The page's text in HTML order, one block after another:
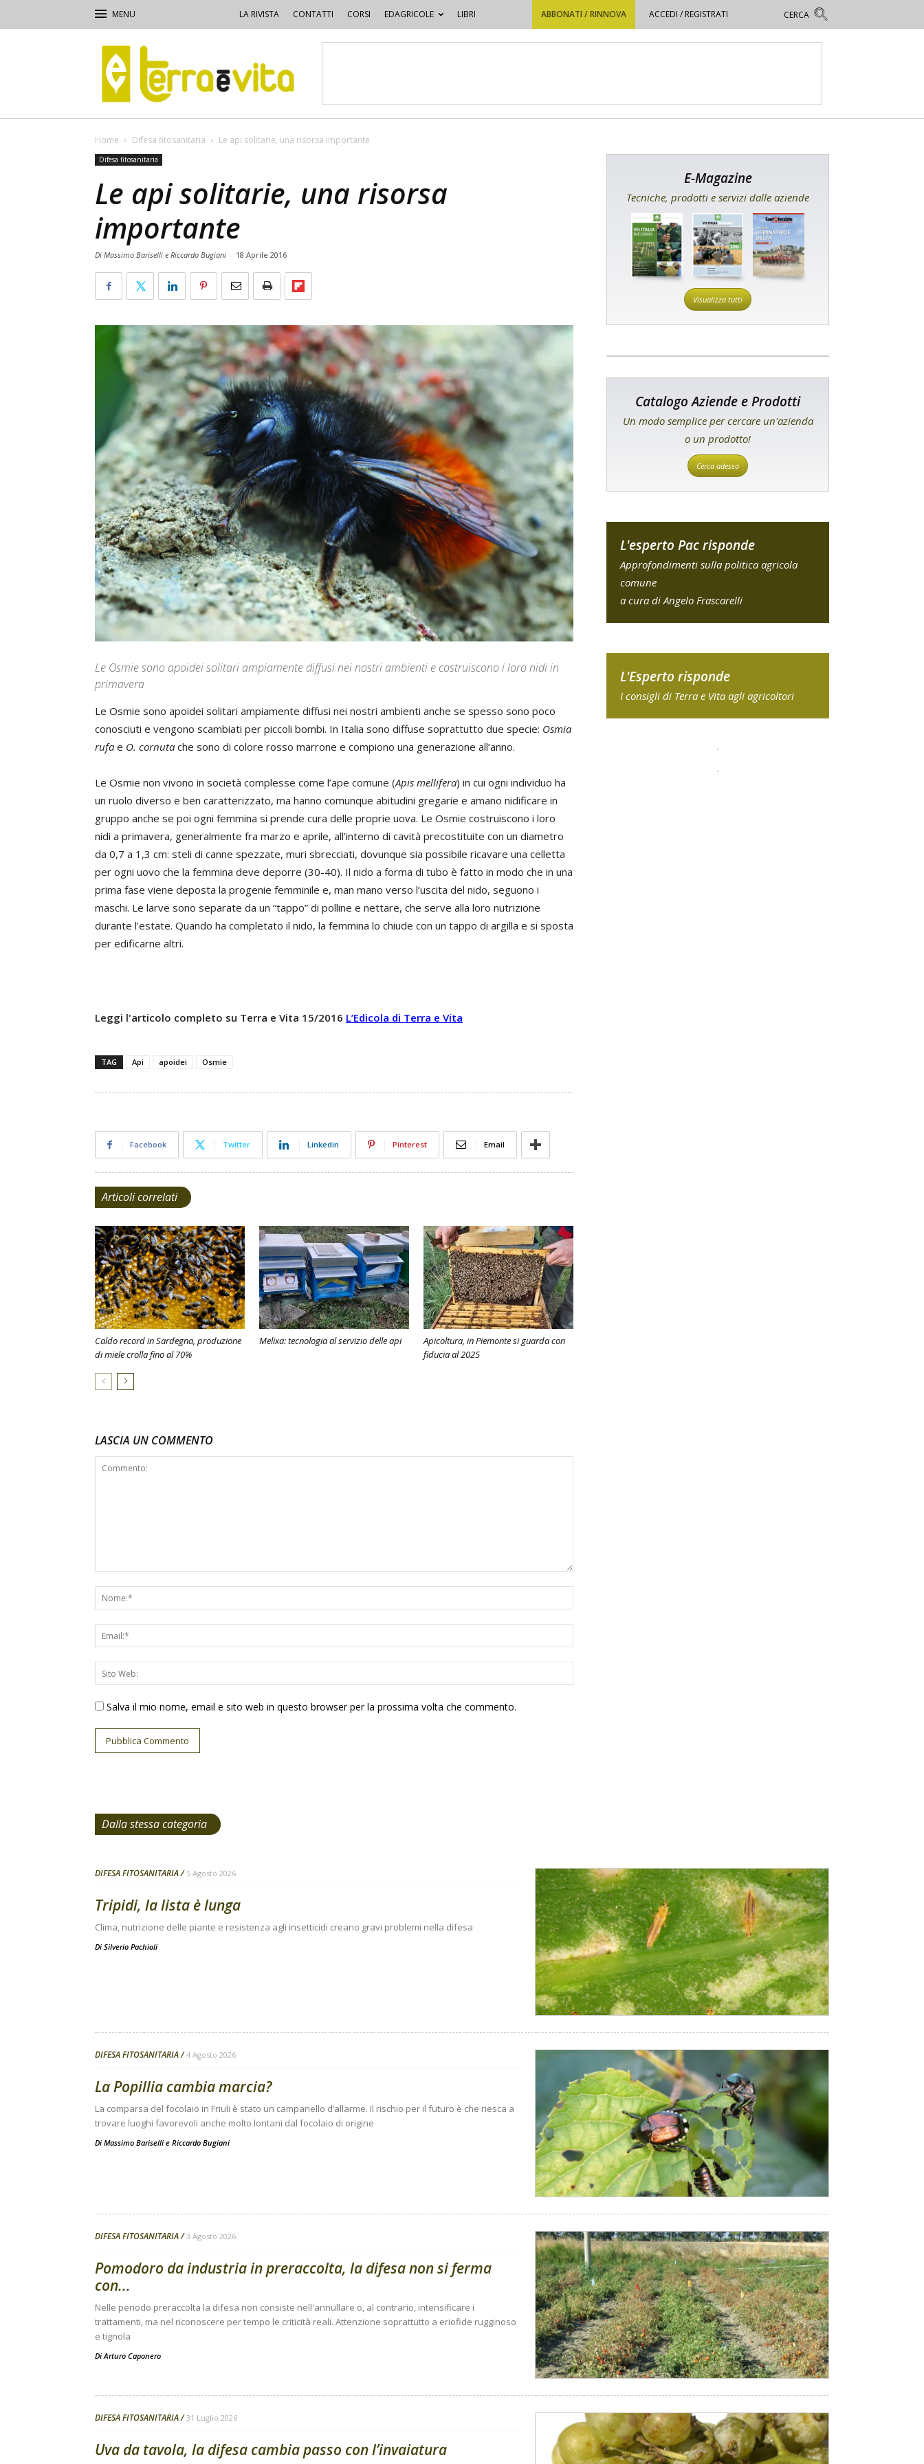
LA RIVISTA CONTATTI CORSI EDAGRICOLE LIBRI ABBONATI / RINNOVA ACCEDI / REGISTRATI
Terra
e
Vita
Home Difesa fitosanitaria Le api solitarie, una risorsa importante
Difesa fitosanitaria
Le api solitarie, una risorsa
importante
Di Massimo Bariselli e Riccardo Bugiani - 18 Aprile 2016
Le Osmie sono apoidei solitari ampiamente diffusi nei nostri ambienti e costruiscono i loro nidi in
primavera
Le Osmie sono apoidei solitari ampiamente diffusi nei nostri ambienti anche se spesso sono poco
conosciuti e vengono scambiati per piccoli bombi. In Italia sono diffuse soprattutto due specie: Osmia
rufa e O. cornuta che sono di colore rosso marrone e compiono una generazione all’anno.
Le Osmie non vivono in società complesse come l’ape comune (Apis mellifera) in cui ogni individuo ha
un ruolo diverso e ben caratterizzato, ma hanno comunque abitudini gregarie e amano nidificare in
gruppo anche se poi ogni femmina si prende cura delle proprie uova. Le Osmie costruiscono i loro
nidi a primavera, generalmente fra marzo e aprile, all’interno di cavità precostituite con un diametro
da 0,7 a 1,3 cm: steli di canne spezzate, muri sbrecciati, dovunque sia possibile ricavare una celletta
per ogni uovo che la femmina deve deporre (30-40). Il nido a forma di tubo è fatto in modo che in una
prima fase viene deposta la progenie femminile e, man mano verso l’uscita del nido, seguono i
maschi. Le larve sono separate da un “tappo” di polline e nettare, che serve alla loro nutrizione
durante l’estate. Quando ha completato il nido, la femmina lo chiude con un tappo di argilla e si sposta
per edificarne altri.
Leggi l'articolo completo su Terra e Vita 15/2016 L’Edicola di Terra e Vita
TAG Api apoidei Osmie
Facebook Twitter Linkedin Pinterest Email
Articoli correlati
Caldo record in Sardegna, produzione
di miele crolla fino al 70%
Melixa: tecnologia al servizio delle api
Apicoltura, in Piemonte si guarda con
fiducia al 2025
LASCIA UN COMMENTO
Salva il mio nome, email e sito web in questo browser per la prossima volta che commento.
E-Magazine
Tecniche, prodotti e servizi dalle aziende
Visualizza tutti
Catalogo Aziende e Prodotti
Un modo semplice per cercare un'azienda
o un prodotto!
Cerca adesso
L'esperto Pac risponde
Approfondimenti sulla politica agricola
comune
a cura di Angelo Frascarelli
L'Esperto risponde
I consigli di Terra e Vita agli agricoltori
Dalla stessa categoria
DIFESA FITOSANITARIA 5 Agosto 2026
Tripidi, la lista è lunga
Clima, nutrizione delle piante e resistenza agli insetticidi creano gravi problemi nella difesa
Di Silverio Pachioli
DIFESA FITOSANITARIA 4 Agosto 2026
La Popillia cambia marcia?
La comparsa del focolaio in Friuli è stato un campanello d’allarme. Il rischio per il futuro è che riesca a
trovare luoghi favorevoli anche molto lontani dal focolaio di origine
Di Massimo Bariselli e Riccardo Bugiani
DIFESA FITOSANITARIA 3 Agosto 2026
Pomodoro da industria in preraccolta, la difesa non si ferma
con...
Nelle periodo preraccolta la difesa non consiste nell'annullare o, al contrario, intensificare i
trattamenti, ma nel riconoscere per tempo le criticità reali. Attenzione soprattutto a eriofide rugginoso
e tignola
DiArturo Caponero
DIFESA FITOSANITARIA 31 Luglio 2026
Uva da tavola, la difesa cambia passo con l’invaiatura